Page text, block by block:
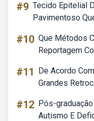
#9 Tecido Epitelial
Pavimentoso
#10 Que Métodos
Reportagem
#11
De Acordo
Grandes
#12 Pós-
Autismo E